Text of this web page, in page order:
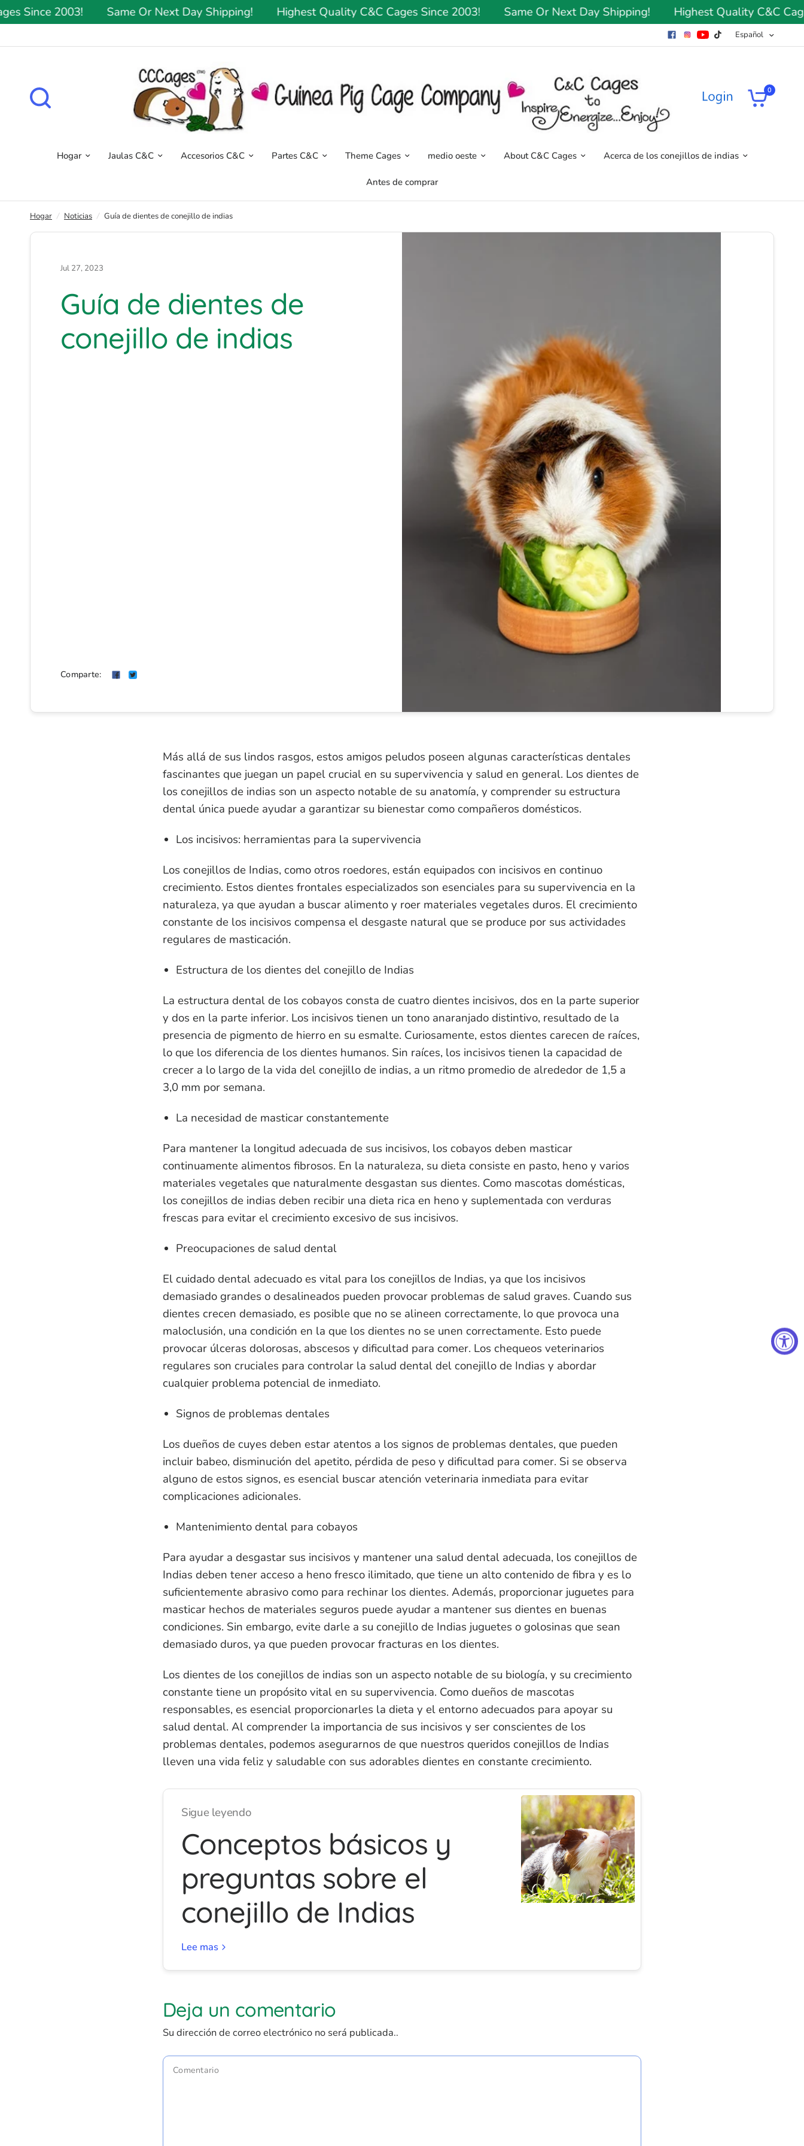
2003! Same Or Next Day Shipping! Highest Quality C&C Cages Since 2003! Same Or Next Day Shipping! Highest Quality C&C Cages
Español
0
Hogar Jaulas C&C Accesorios C&C Partes C&C Theme Cages medio oeste About C&C Cages Acerca de los conejillos de indias
Antes de comprar
Hogar / Noticias / Guía de dientes de conejillo de indias
Jul 27, 2023
Guía de dientes de
conejillo de indias
Comparte:
Más allá de sus lindos rasgos, estos amigos peludos poseen algunas características dentales
fascinantes que juegan un papel crucial en su supervivencia y salud en general. Los dientes de
los conejillos de indias son un aspecto notable de su anatomía, y comprender su estructura
dental única puede ayudar a garantizar su bienestar como compañeros domésticos.
Los incisivos: herramientas para la supervivencia
Los conejillos de Indias, como otros roedores, están equipados con incisivos en continuo
crecimiento. Estos dientes frontales especializados son esenciales para su supervivencia en la
naturaleza, ya que ayudan a buscar alimento y roer materiales vegetales duros. El crecimiento
constante de los incisivos compensa el desgaste natural que se produce por sus actividades
regulares de masticación.
Estructura de los dientes del conejillo de Indias
La estructura dental de los cobayos consta de cuatro dientes incisivos, dos en la parte superior
y dos en la parte inferior. Los incisivos tienen un tono anaranjado distintivo, resultado de la
presencia de pigmento de hierro en su esmalte. Curiosamente, estos dientes carecen de raíces,
lo que los diferencia de los dientes humanos. Sin raíces, los incisivos tienen la capacidad de
crecer a lo largo de la vida del conejillo de indias, a un ritmo promedio de alrededor de 1,5 a
3,0 mm por semana.
La necesidad de masticar constantemente
Para mantener la longitud adecuada de sus incisivos, los cobayos deben masticar
continuamente alimentos fibrosos. En la naturaleza, su dieta consiste en pasto, heno y varios
materiales vegetales que naturalmente desgastan sus dientes. Como mascotas domésticas,
los conejillos de indias deben recibir una dieta rica en heno y suplementada con verduras
frescas para evitar el crecimiento excesivo de sus incisivos.
Preocupaciones de salud dental
El cuidado dental adecuado es vital para los conejillos de Indias, ya que los incisivos
demasiado grandes o desalineados pueden provocar problemas de salud graves. Cuando sus
dientes crecen demasiado, es posible que no se alineen correctamente, lo que provoca una
maloclusión, una condición en la que los dientes no se unen correctamente. Esto puede
provocar úlceras dolorosas, abscesos y dificultad para comer. Los chequeos veterinarios
regulares son cruciales para controlar la salud dental del conejillo de Indias y abordar
cualquier problema potencial de inmediato.
Signos de problemas dentales
Los dueños de cuyes deben estar atentos a los signos de problemas dentales, que pueden
incluir babeo, disminución del apetito, pérdida de peso y dificultad para comer. Si se observa
alguno de estos signos, es esencial buscar atención veterinaria inmediata para evitar
complicaciones adicionales.
Mantenimiento dental para cobayos
Para ayudar a desgastar sus incisivos y mantener una salud dental adecuada, los conejillos de
Indias deben tener acceso a heno fresco ilimitado, que tiene un alto contenido de fibra y es lo
suficientemente abrasivo como para rechinar los dientes. Además, proporcionar juguetes para
masticar hechos de materiales seguros puede ayudar a mantener sus dientes en buenas
condiciones. Sin embargo, evite darle a su conejillo de Indias juguetes o golosinas que sean
demasiado duros, ya que pueden provocar fracturas en los dientes.
Los dientes de los conejillos de indias son un aspecto notable de su biología, y su crecimiento
constante tiene un propósito vital en su supervivencia. Como dueños de mascotas
responsables, es esencial proporcionarles la dieta y el entorno adecuados para apoyar su
salud dental. Al comprender la importancia de sus incisivos y ser conscientes de los
problemas dentales, podemos asegurarnos de que nuestros queridos conejillos de Indias
lleven una vida feliz y saludable con sus adorables dientes en constante crecimiento.
Sigue leyendo
Conceptos básicos y
preguntas sobre el
conejillo de Indias
Lee mas
Deja un comentario
Su dirección de correo electrónico no será publicada..
Comentario